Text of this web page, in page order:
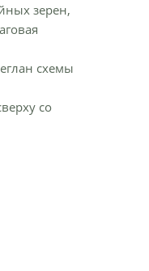
зерен,
схемы
со